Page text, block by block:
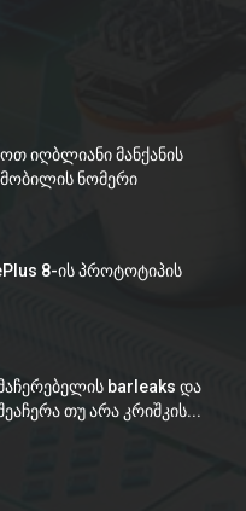
იღბლიანი მანქანის
ნომერი
8-ის პროტოტიპის
barleaks და
თუ არა კრიშკის...